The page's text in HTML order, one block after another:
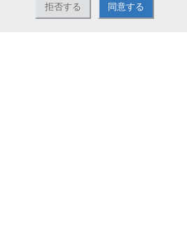
拒否する 同意する